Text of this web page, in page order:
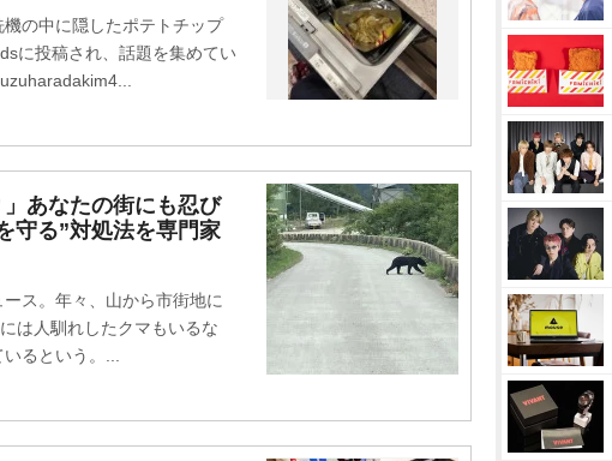
の中に隠したポテトチップ
に投稿され、話題を集めてい
」あなたの街にも忍び
守る”対処法を専門家
ス。年々、山から市街地に
は人馴れしたクマもいるな
るという。...